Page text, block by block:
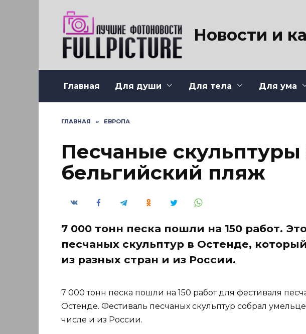
Новости и
Главная Для души Для тела Для ума
ГЛАВНАЯ » ЕВРОПА
Песчаные скульптуры
бельгийский пляж
7 000 тонн песка пошли на 150 работ.
песчаных скульптур в Остенде,
из разных стран и из России.
7 000 тонн песка пошли на 150 работ для фестиваля
Остенде. Фестиваль песчаных скульптур собрал
числе и из России.